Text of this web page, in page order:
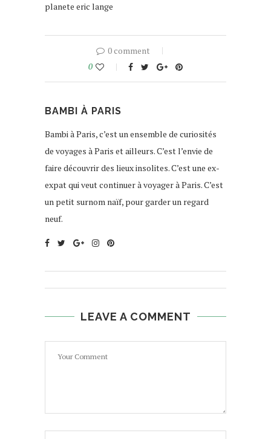
planete eric lange
0 comment
0
BAMBI À PARIS
Bambi à Paris, c’est un ensemble de curiosités
de voyages à Paris et ailleurs. C’est l’envie de
faire découvrir des lieux insolites. C’est une ex-
expat qui veut continuer à voyager à Paris. C’est
un petit surnom naïf, pour garder un regard
neuf.
LEAVE A COMMENT